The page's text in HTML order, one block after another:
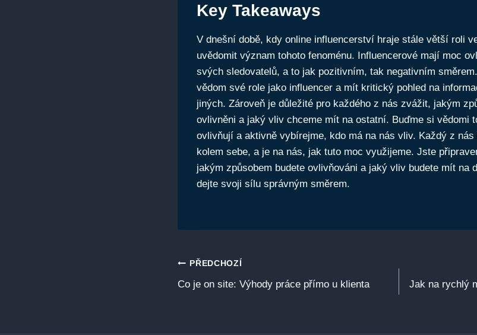
Key Takeaways
V dnešní době, kdy online influencerství hraje stále větší roli
uvědomit význam tohoto fenoménu. Influencerové mají moc
svých sledovatelů, a to jak pozitivním, tak negativním
vědom své role jako influencer a mít kritický pohled na
jiných. Zároveň je důležité pro každého z nás zvážit, jakým
ovlivněni a jaký vliv chceme mít na ostatní. Buďme si vědomi
ovlivňují a aktivně vybírejme, kdo má na nás vliv. Každý z
kolem sebe, a je na nás, jak tuto moc využijeme. Jste
jakým způsobem budete ovlivňováni a jaký vliv budete mít na
dejte svoji sílu správným směrem.
Navigace
pro
PŘEDCHOZÍ
Co je on site: Výhody práce přímo u klienta
Jak na rychlý